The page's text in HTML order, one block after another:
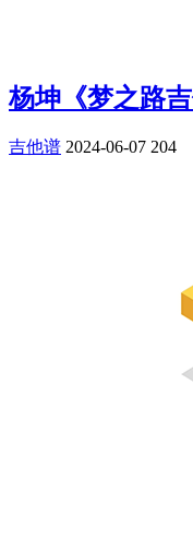
杨坤《梦之路
吉他谱 2024-06-07 204